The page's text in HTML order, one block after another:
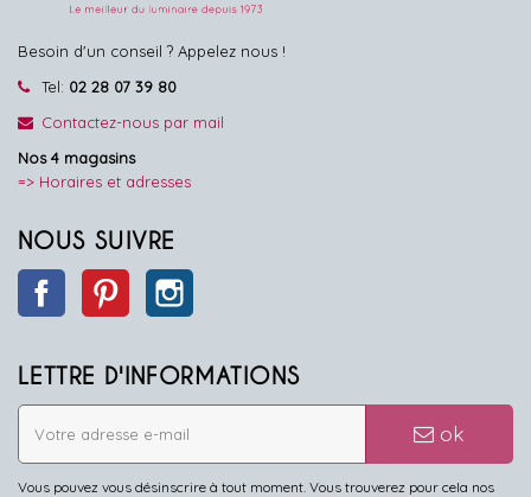
Besoin d'un conseil ? Appelez nous !
Tel: 02 28 07 39 80
Contactez-nous par mail
Nos 4 magasins
=> Horaires et adresses
NOUS SUIVRE
Facebook Pinterest
LETTRE D'INFORMATIONS
ok
Vous pouvez vous désinscrire à tout moment. Vous trouverez pour cela nos